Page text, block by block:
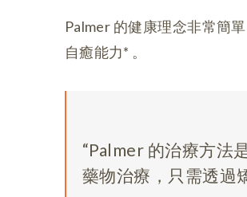
Palmer 的健康理念非常簡
自癒能力* 。
Palmer 的治療方法
藥物治療，只需透過